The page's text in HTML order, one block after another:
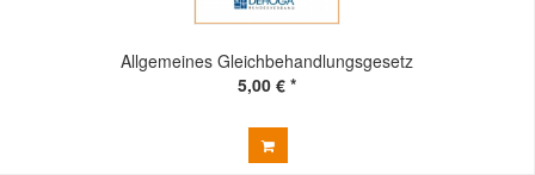
Allgemeines Gleichbehandlungsgesetz
5,00 € *